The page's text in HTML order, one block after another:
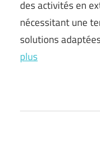
des activités en
nécessitant une
solutions
plus